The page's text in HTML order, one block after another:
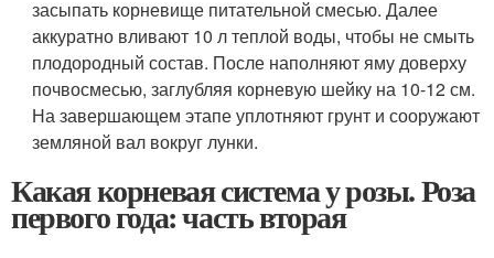
засыпать корневище питательной смесью. Далее
аккуратно вливают 10 л теплой воды, чтобы не смыть
плодородный состав. После наполняют яму доверху
почвосмесью, заглубляя корневую шейку на 10-12 см.
На завершающем этапе уплотняют грунт и сооружают
земляной вал вокруг лунки.
Какая корневая система у розы. Роза
первого года: часть вторая